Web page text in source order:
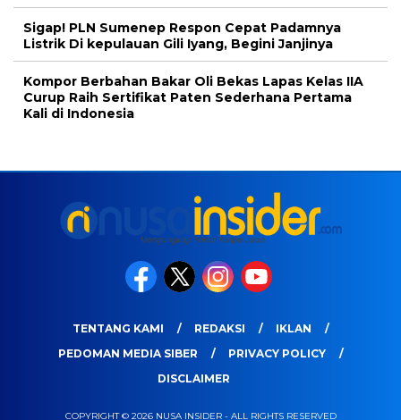
Sigap! PLN Sumenep Respon Cepat Padamnya
Listrik Di kepulauan Gili Iyang, Begini Janjinya
Kompor Berbahan Bakar Oli Bekas Lapas Kelas IIA
Curup Raih Sertifikat Paten Sederhana Pertama
Kali di Indonesia
TENTANG KAMI REDAKSI
IKLAN
PEDOMAN MEDIA SIBER
PRIVACY POLICY
DISCLAIMER
COPYRIGHT © 2026 NUSA INSIDER - ALL RIGHTS RESERVED